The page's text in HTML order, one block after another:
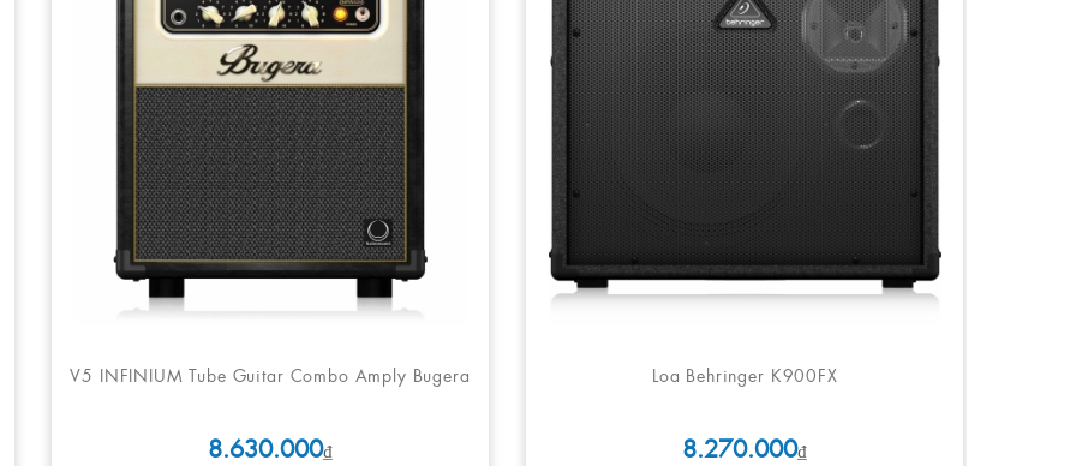
V5 INFINIUM Tube Guitar Combo Amply Bugera
8.630.000₫
Loa Behringer K900FX
8.270.000₫